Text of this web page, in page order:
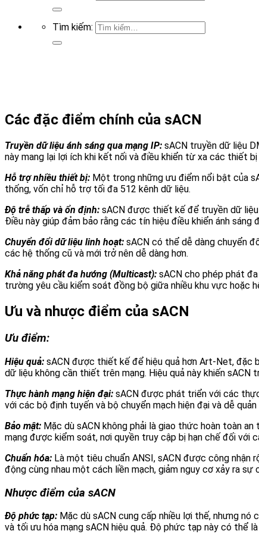
Tìm kiếm:
Các đặc điểm chính của sACN
Truyền dữ liệu ánh sáng qua mạng IP: sACN truyền dữ liệu
này mang lại lợi ích khi kết nối và điều khiển từ xa các thiết bị
Hỗ trợ nhiều thiết bị: Một trong những ưu điểm nổi bật của
thống, vốn chỉ hỗ trợ tối đa 512 kênh dữ liệu.
Độ trễ thấp và ổn định: sACN được thiết kế để truyền dữ
Điều này giúp đảm bảo rằng các tín hiệu điều khiển ánh
Chuyển đổi dữ liệu linh hoạt: sACN có thể dễ dàng chuyển
các hệ thống cũ và mới trở nên dễ dàng hơn.
Khả năng phát đa hướng (Multicast): sACN cho phép phát
trường yêu cầu kiểm soát đồng bộ giữa nhiều khu vực hoặc
Ưu và nhược điểm của sACN
Ưu điểm:
Hiệu quả: sACN được thiết kế để hiệu quả hơn Art-Net, đặc
dữ liệu không cần thiết trên mạng. Hiệu quả này khiến
Thực hành mạng hiện đại: sACN được phát triển với các
với các bộ định tuyến và bộ chuyển mạch hiện đại và dễ
Bảo mật: Mặc dù sACN không phải là giao thức hoàn toàn
mạng được kiểm soát, nơi quyền truy cập bị hạn chế đối với
Chuẩn hóa: Là một tiêu chuẩn ANSI, sACN được công nhận
động cùng nhau một cách liền mạch, giảm nguy cơ xảy ra
Nhược điểm của sACN
Độ phức tạp: Mặc dù sACN cung cấp nhiều lợi thế, nhưng
và tối ưu hóa mạng sACN hiệu quả. Độ phức tạp này có thể